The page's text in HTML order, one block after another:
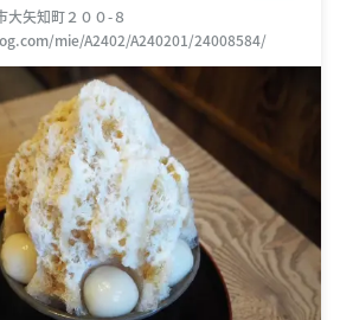
大矢知町２００-８
mie/A2402/A240201/24008584/